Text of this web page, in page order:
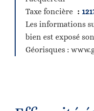
Taxe foncière
Les informations
bien est exposé
Géorisques :